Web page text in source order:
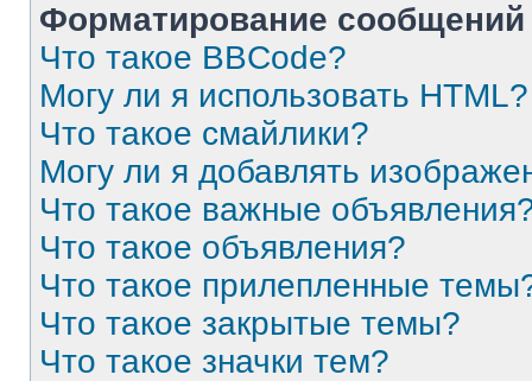
Форматирование
Что такое BBCode?
Могу ли я использовать HTML?
Что такое смайлики?
Могу ли я добавлять
Что такое важные
Что такое объявления?
Что такое прилепленные
Что такое закрытые темы?
Что такое значки тем?